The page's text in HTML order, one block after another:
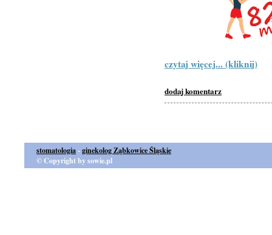
czytaj więcej... (kliknij)
dodaj komentarz
stomatologia-ginekolog Ząbkowice Śląskie
© Copyright by sowie.pl